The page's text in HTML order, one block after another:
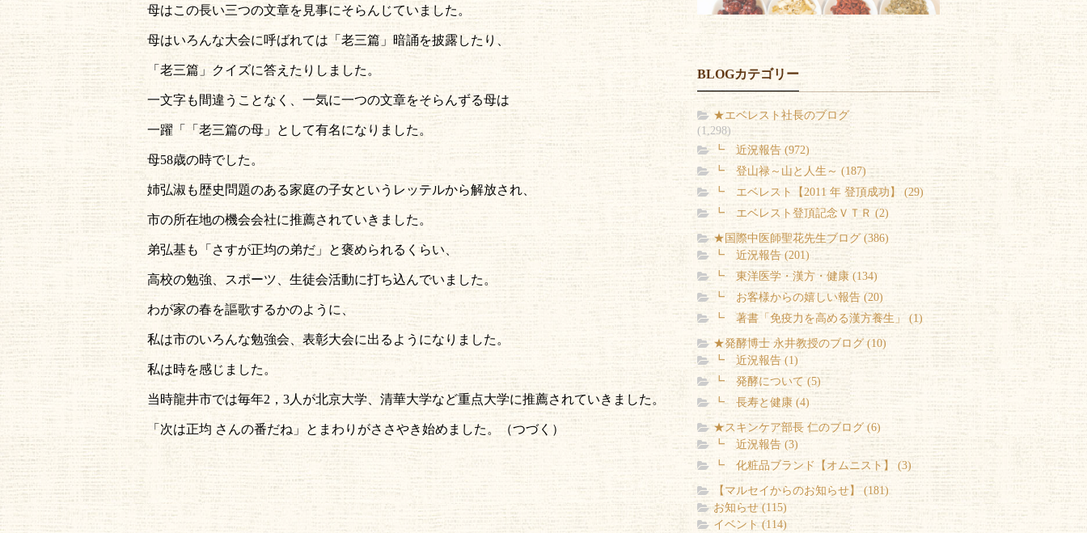
母はこの長い三つの文章を見事にそらんじていました。
母はいろんな大会に呼ばれては「老三篇」暗誦を披露したり、
「老三篇」クイズに答えたりしました。
一文字も間違うことなく、一気に一つの文章をそらんずる母は
一躍「「老三篇の母」として有名になりました。
母58歳の時でした。
姉弘淑も歴史問題のある家庭の子女というレッテルから解放され、
市の所在地の機会会社に推薦されていきました。
弟弘基も「さすが正均の弟だ」と褒められるくらい、
高校の勉強、スポーツ、生徒会活動に打ち込んでいました。
わが家の春を謳歌するかのように、
私は市のいろんな勉強会、表彰大会に出るようになりました。
私は時を感じました。
当時龍井市では毎年2，3人が北京大学、清華大学など重点大学に推薦されていきました。
「次は正均 さんの番だね」とまわりがささやき始めました。（つづく）
BLOGカテゴリー
★エベレスト社長のブログ
(1,298)
┗ 近況報告 (972)
┗ 登山禄～山と人生～ (187)
┗ エベレスト【2011 年 登頂成功】 (29)
┗ エベレスト登頂記念ＶＴＲ (2)
★国際中医師聖花先生ブログ (386)
┗ 近況報告 (201)
┗ 東洋医学・漢方・健康 (134)
┗ お客様からの嬉しい報告 (20)
┗ 著書「免疫力を高める漢方養生」 (1)
★発酵博士 永井教授のブログ (10)
┗ 近況報告 (1)
┗ 発酵について (5)
┗ 長寿と健康 (4)
★スキンケア部長 仁のブログ (6)
┗ 近況報告 (3)
┗ 化粧品ブランド【オムニスト】 (3)
【マルセイからのお知らせ】 (181)
お知らせ (115)
イベント (114)